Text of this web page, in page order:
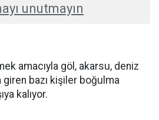
unutmayın
amacıyla göl, akarsu, deniz
giren bazı kişiler boğulma
kalıyor.